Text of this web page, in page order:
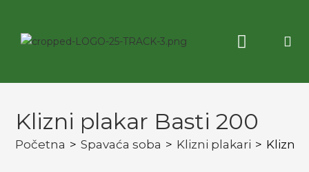
Klizni plakar Basti 200
Početna > Spavaća soba > Klizni plakari > Klizni